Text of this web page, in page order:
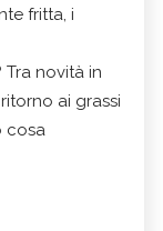
fritta, i
Tra novità in
ritorno ai grassi
cosa